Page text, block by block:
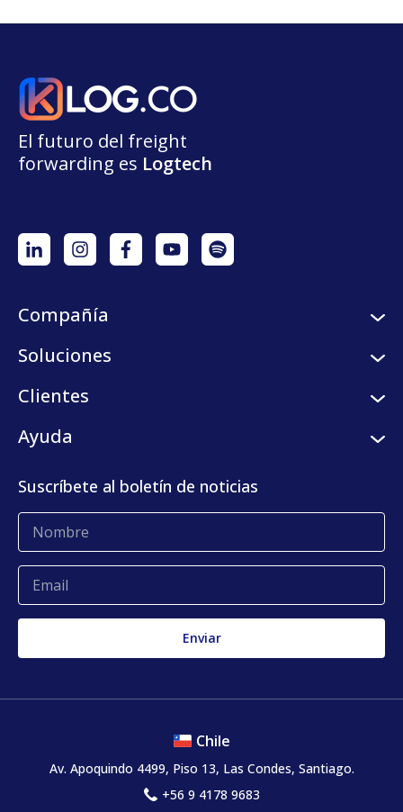
El futuro del freight
forwarding es Logtech
Compañía
Sobre nosotros
Centro de prensa
Soluciones
Servicios logísticos
KLog Fulfillment
Clientes
Clientes
Ayuda
Glosario
Quejas y reclamos
Suscríbete al boletín de noticias
Chile
Av. Apoquindo 4499, Piso 13, Las Condes, Santiago.
+56 9 4178 9683